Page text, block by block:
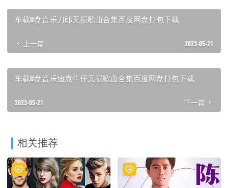
车载U盘音乐刀郎无损歌曲合集百度网盘打包下载
上一篇 2023-05-21
车载U盘音乐迪克牛仔无损歌曲合集百度网盘打包下载
2023-05-21 下一篇
相关推荐